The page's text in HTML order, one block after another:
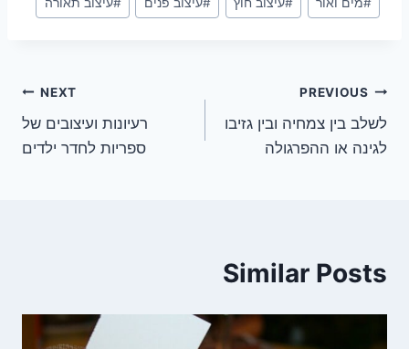
Tags:
ניווט
PREVIOUS
לשלב בין צמחיה ובין גזיבו
לגינה או ההפרגולה
NEXT
רעיונות ועיצובים של
ספריות לחדר ילדים
Similar Posts